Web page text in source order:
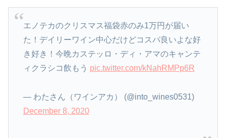
エノテカのクリスマス福袋赤のみ1万円が届い
た！デイリーワイン中心だけどコスパ良いよな好
き好き！今晩カステッロ・ディ・アマのキャンテ
ィクラシコ飲もう pic.twitter.com/kNahRMPp6R
— わたさん（ワインアカ） (@into_wines0531)
December 8, 2020